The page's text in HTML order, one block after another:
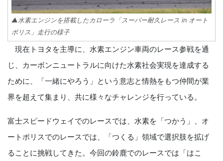
▲水素エンジンを搭載したカローラ「スーパー耐久レース in オート
ポリス」走行の様子
現在トヨタを主導に、水素エンジン車両のレース参戦を通
じ、カーボンニュートラルに向けた水素社会実現を達成する
ために、「一緒にやろう」という意志と情熱をもつ仲間が業
界を超えて集まり、共に様々なチャレンジを行っている。
富士スピードウェイでのレースでは、水素を「つかう」、オ
ートポリスでのレースでは、「つくる」領域で選択肢を拡げ
ることに挑戦してきた。今回の鈴鹿でのレースでは「はこ